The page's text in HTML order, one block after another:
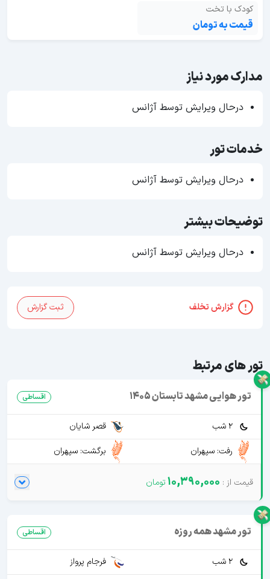
کودک با تخت
قیمت به تومان
مدارک مورد نیاز
درحال ویرایش توسط آژانس
خدمات تور
درحال ویرایش توسط آژانس
توضیحات بیشتر
درحال ویرایش توسط آژانس
گزارش تخلف ثبت گزارش
تور های مرتبط
تور هوایی مشهد تابستان 1405 اقساطی
2 شب
قصر شایان
رفت: سپهران
برگشت: سپهران
10,390,000
تور مشهد همه روزه اقساطی
2 شب
فرجام پرواز